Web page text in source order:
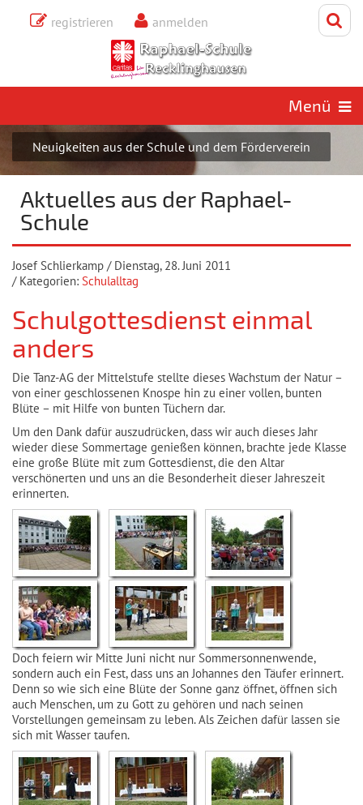
registrieren anmelden
Menü
Samstag, 8. August 2026
Aktuelles aus der Raphael-
Neuigkeiten aus der Schule und dem Förderverein
Aktuelles aus der Raphael-
Schule
Josef Schlierkamp / Dienstag, 28. Juni 2011
/ Kategorien: Schulalltag
Schulgottesdienst einmal
anders
Die Tanz-AG der Mittelstufe stellte dieses Wachstum der Natur –
von einer geschlossenen Knospe hin zu einer vollen, bunten
Blüte – mit Hilfe von bunten Tüchern dar.
Um den Dank dafür auszudrücken, dass wir auch dieses Jahr
wieder diese Sommertage genießen können, brachte jede Klasse
eine große Blüte mit zum Gottesdienst, die den Altar
verschönerten und uns an die Besonderheit dieser Jahreszeit
erinnerten.
Doch feiern wir Mitte Juni nicht nur Sommersonnenwende,
sondern auch ein Fest, dass uns an Johannes den Täufer erinnert.
Denn so wie sich eine Blüte der Sonne ganz öffnet, öffnen sich
auch Menschen, um zu Gott zu gehören und nach seinen
Vorstellungen gemeinsam zu leben. Als Zeichen dafür lassen sie
sich mit Wasser taufen.